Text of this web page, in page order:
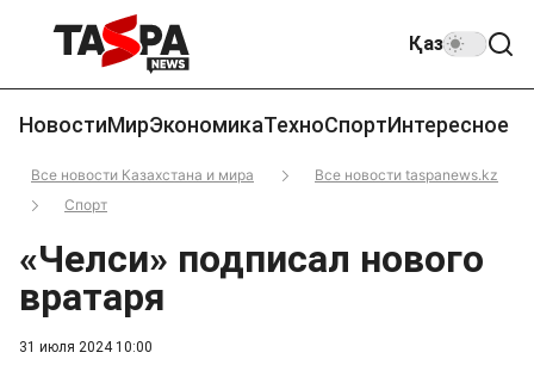
Қаз
НовостиМирЭкономикаТехноСпортИнтересное
Все новости Казахстана и мира
Все новости taspanews.kz
Спорт
31 июля 2024 10:00
«Челси» подписал нового
вратаря